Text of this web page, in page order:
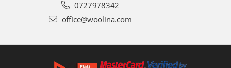
0727978342
office@woolina.com